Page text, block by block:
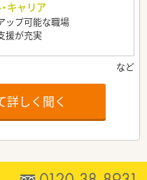
キャリア
ップ可能な職場
援が充実
詳しく聞く